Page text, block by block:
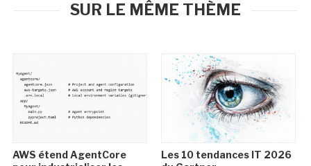
SUR LE MÊME THÈME
AWS étend AgentCore
Les 10 tendances IT 2026